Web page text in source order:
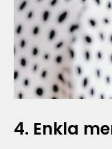
4. Enkla